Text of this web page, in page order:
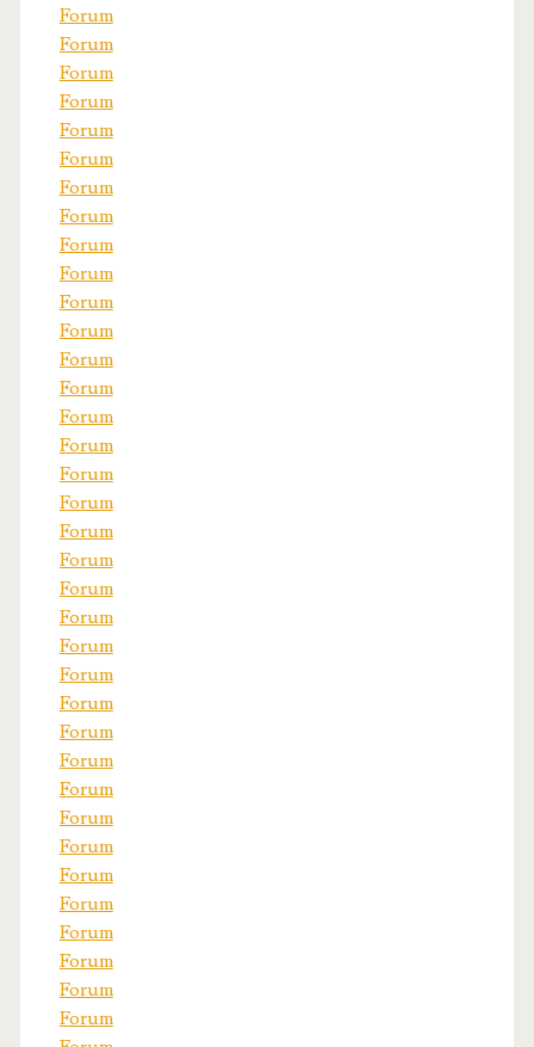
Forum
Forum
Forum
Forum
Forum
Forum
Forum
Forum
Forum
Forum
Forum
Forum
Forum
Forum
Forum
Forum
Forum
Forum
Forum
Forum
Forum
Forum
Forum
Forum
Forum
Forum
Forum
Forum
Forum
Forum
Forum
Forum
Forum
Forum
Forum
Forum